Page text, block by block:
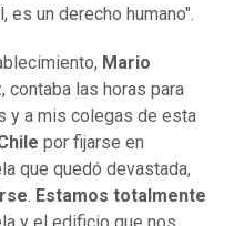
es un derecho humano".
Mario
las horas para
y a mis colegas de esta
por fijarse en
que quedó devastada,
. Estamos totalmente